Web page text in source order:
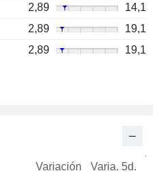
2,89
14,1
2,89
19,1
2,89 19,1
Variación Varia. 5d.